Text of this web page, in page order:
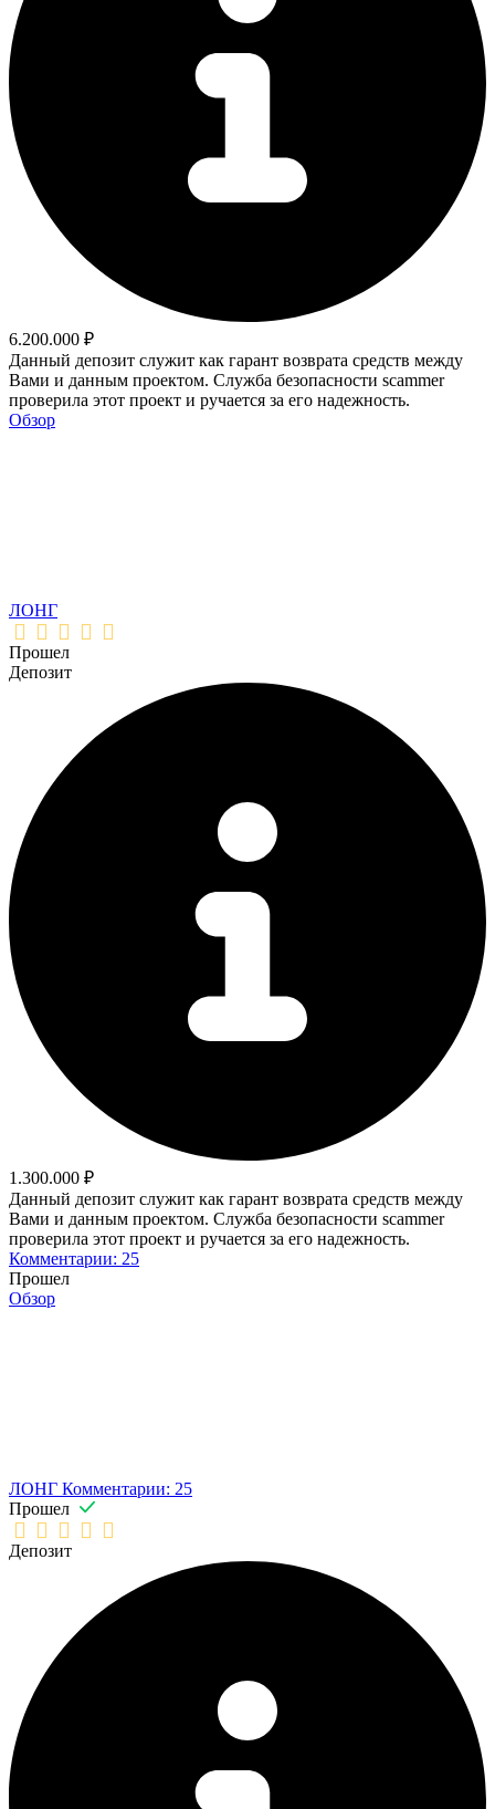
6.200.000 ₽
Данный депозит служит как гарант возврата средств между
Вами и данным проектом. Служба безопасности scammer
проверила этот проект и ручается за его надежность.
Обзор
ЛОНГ
Прошел
Депозит
1.300.000 ₽
Данный депозит служит как гарант возврата средств между
Вами и данным проектом. Служба безопасности scammer
проверила этот проект и ручается за его надежность.
Комментарии: 25
Прошел
Обзор
ЛОНГ Комментарии: 25
Прошел
Депозит